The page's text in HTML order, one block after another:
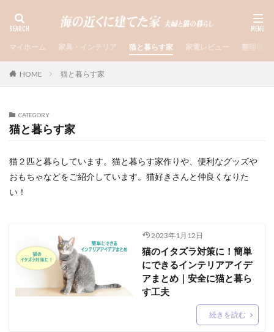
マイホーム 家具・インテリア 猫と暮らす家 家電レビュー 整理収納
HOME 猫と暮らす家
CATEGORY
猫と暮らす家
猫２匹と暮らしています。猫と暮らす家作りや、便利なグッズや
おもちゃなどをご紹介しています。猫好きさんと仲良くなりた
い！
2023年1月12日
猫のイタズラ対策に！簡単
にできるインテリアアイデ
アまとめ｜安全に猫と暮ら
す工夫
続きを読む